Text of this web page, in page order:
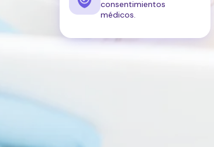
consentimientos
médicos.